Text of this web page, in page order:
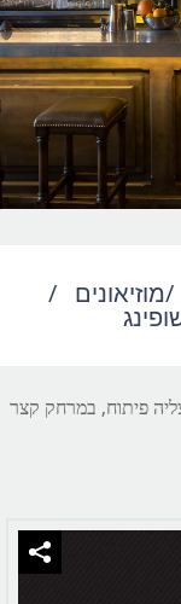
/מוזיאונים /
פיתוח, במרחק קצר